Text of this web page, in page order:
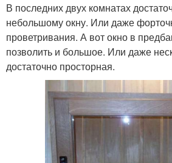
В последних двух комнатах
небольшому окну. Или даже
проветривания. А вот окно в
позволить и большое. Или даже
достаточно просторная.